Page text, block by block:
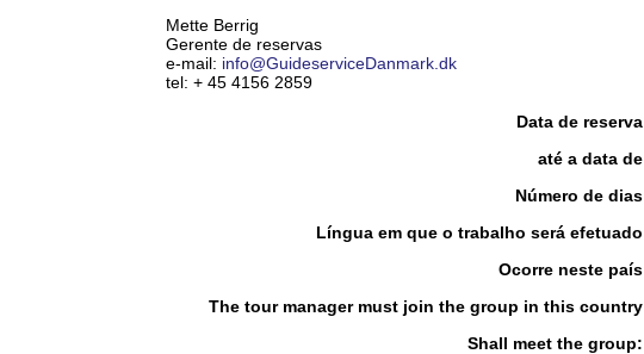
Mette Berrig
Gerente de reservas
e-mail: info@GuideserviceDanmark.dk
tel: + 45 4156 2859
Data de reserva
até a data de
Número de dias
Língua em que o trabalho será efetuado
Ocorre neste país
The tour manager must join the group in this country
Shall meet the group: